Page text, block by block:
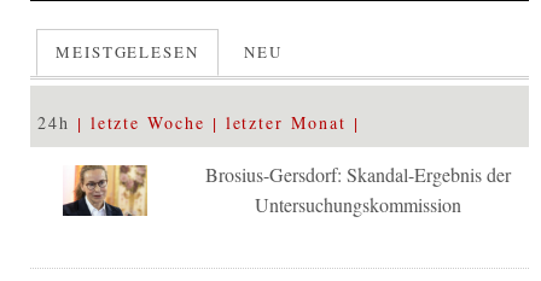
MEISTGELESEN NEU
24h letzte Woche letzter Monat
Brosius-Gersdorf: Skandal-Ergebnis der
Untersuchungskommission